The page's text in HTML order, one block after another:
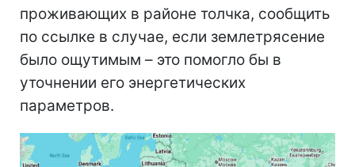
проживающих в районе толчка, сообщить
по ссылке в случае, если землетрясение
было ощутимым – это помогло бы в
уточнении его энергетических
параметров.